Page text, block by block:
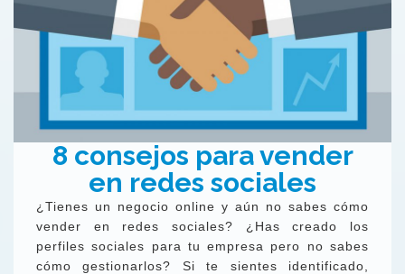
8 consejos para vender
en redes sociales
¿Tienes un negocio online y aún no sabes cómo
vender en redes sociales? ¿Has creado los
perfiles sociales para tu empresa pero no sabes
cómo gestionarlos? Si te sientes identificado,